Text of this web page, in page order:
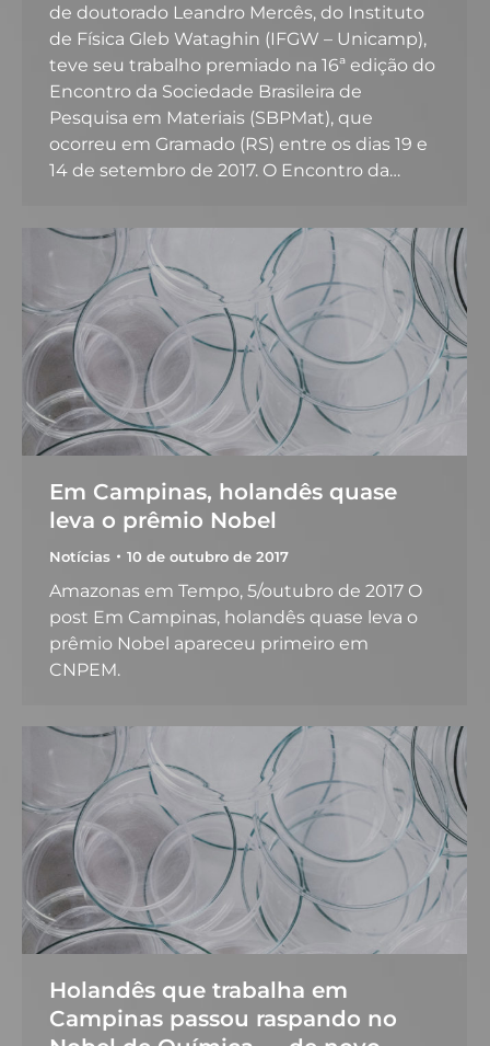
de doutorado Leandro Mercês, do Instituto
de Física Gleb Wataghin (IFGW – Unicamp),
teve seu trabalho premiado na 16ª edição do
Encontro da Sociedade Brasileira de
Pesquisa em Materiais (SBPMat), que
ocorreu em Gramado (RS) entre os dias 19 e
14 de setembro de 2017. O Encontro da…
Em Campinas, holandês quase
leva o prêmio Nobel
Notícias 10 de outubro de 2017
Amazonas em Tempo, 5/outubro de 2017 O
post Em Campinas, holandês quase leva o
prêmio Nobel apareceu primeiro em
CNPEM.
Holandês que trabalha em
Campinas passou raspando no